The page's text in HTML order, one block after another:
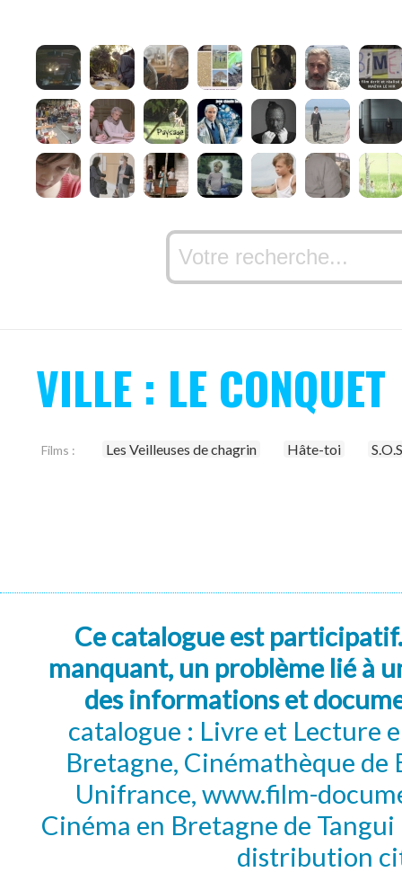
VILLE : LE CONQUET
Films : Les Veilleuses de chagrin Hâte-toi
Ce catalogue est
manquant, un problème lié à
des informations et
catalogue : Livre et Lecture
Bretagne, Cinémathèque de
Unifrance, www.film-
Cinéma en Bretagne de
distribution